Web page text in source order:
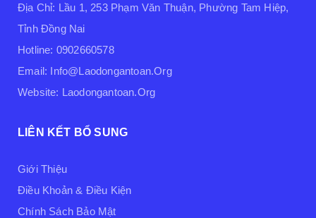
Địa Chỉ: Lầu 1, 253 Phạm Văn Thuận, Phường Tam Hiệp,
Tỉnh Đồng Nai
Hotline: 0902660578
Email: Info@laodongantoan.org
Website: Laodongantoan.org
LIÊN KẾT BỔ SUNG
Giới Thiệu
Điều Khoản & Điều Kiện
Chính Sách Bảo Mật